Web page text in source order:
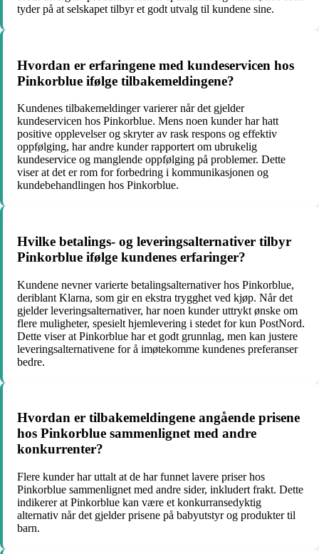
tyder på at selskapet tilbyr et godt utvalg til kundene sine.
Hvordan er erfaringene med kundeservicen hos
Pinkorblue ifølge tilbakemeldingene?
Kundenes tilbakemeldinger varierer når det gjelder
kundeservicen hos Pinkorblue. Mens noen kunder har hatt
positive opplevelser og skryter av rask respons og effektiv
oppfølging, har andre kunder rapportert om ubrukelig
kundeservice og manglende oppfølging på problemer. Dette
viser at det er rom for forbedring i kommunikasjonen og
kundebehandlingen hos Pinkorblue.
Hvilke betalings- og leveringsalternativer tilbyr
Pinkorblue ifølge kundenes erfaringer?
Kundene nevner varierte betalingsalternativer hos Pinkorblue,
deriblant Klarna, som gir en ekstra trygghet ved kjøp. Når det
gjelder leveringsalternativer, har noen kunder uttrykt ønske om
flere muligheter, spesielt hjemlevering i stedet for kun PostNord.
Dette viser at Pinkorblue har et godt grunnlag, men kan justere
leveringsalternativene for å imøtekomme kundenes preferanser
bedre.
Hvordan er tilbakemeldingene angående prisene
hos Pinkorblue sammenlignet med andre
konkurrenter?
Flere kunder har uttalt at de har funnet lavere priser hos
Pinkorblue sammenlignet med andre sider, inkludert frakt. Dette
indikerer at Pinkorblue kan være et konkurransedyktig
alternativ når det gjelder prisene på babyutstyr og produkter til
barn.